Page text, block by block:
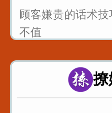
顾客嫌贵的话术
不值
销售的时候懂得
以留人留心
7句黄金口诀教你
撩